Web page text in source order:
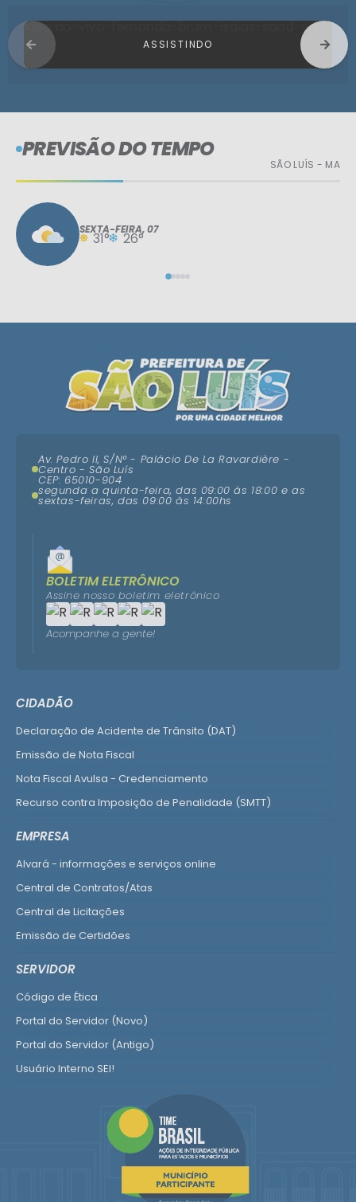
PREVISÃO DO TEMPO
SÃO LUÍS - MA
SEXTA-FEIRA 07
31° 26°
CIDADÃO
Declaração de Acidente de Trânsito (DAT)
Emissão de Nota Fiscal
Nota Fiscal Avulsa - Credenciamento
Recurso contra Imposição de Penalidade (SMTT)
EMPRESA
Alvará - informações e serviços online
Central de Contratos/Atas
Central de Licitações
Emissão de Certidões
SERVIDOR
Código de Ética
Portal do Servidor (Novo)
Portal do Servidor (Antigo)
Usuário Interno SEI!
Portal do Segurado
Manual de Gestão Patrimonial
Av. Pedro II, S/N° - Palácio De La Ravardière -
Centro - São Luís
CEP: 65010-904
segunda a quinta-feira, das 09:00 ás 18:00 e as
sextas-feiras, das 09:00 às 14:00hs
BOLETIM ELETRÔNICO
Assine nosso boletim eletrônico
Acompanhe a gente!